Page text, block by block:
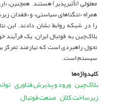
معلولی (تأثیرپذیر) هستند. همچنین،
همراه «تنگناهای سیاستی» و «فقدان
را در شبکه روابط نشان دادند. این
بلاک‌چین به فوتبال ایران، یک
تحول راهبردی است که نیازمند
سیستم است.
کلیدواژه‌ها
بلاک‌چین ورود و پذیرش فناوری
زیرساخت کلان صنعت فوتبال